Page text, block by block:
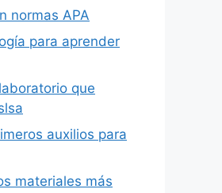
normas APA
para aprender
que
auxilios para
materiales más